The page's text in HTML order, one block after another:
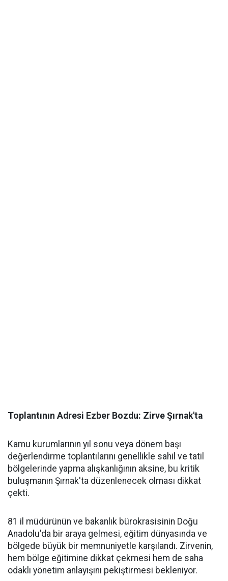
​Toplantının Adresi Ezber Bozdu: Zirve Şırnak'ta
​Kamu kurumlarının yıl sonu veya dönem başı
değerlendirme toplantılarını genellikle sahil ve tatil
bölgelerinde yapma alışkanlığının aksine, bu kritik
buluşmanın Şırnak'ta düzenlenecek olması dikkat
çekti.
​81 il müdürünün ve bakanlık bürokrasisinin Doğu
Anadolu'da bir araya gelmesi, eğitim dünyasında ve
bölgede büyük bir memnuniyetle karşılandı. Zirvenin,
hem bölge eğitimine dikkat çekmesi hem de saha
odaklı yönetim anlayışını pekiştirmesi bekleniyor.